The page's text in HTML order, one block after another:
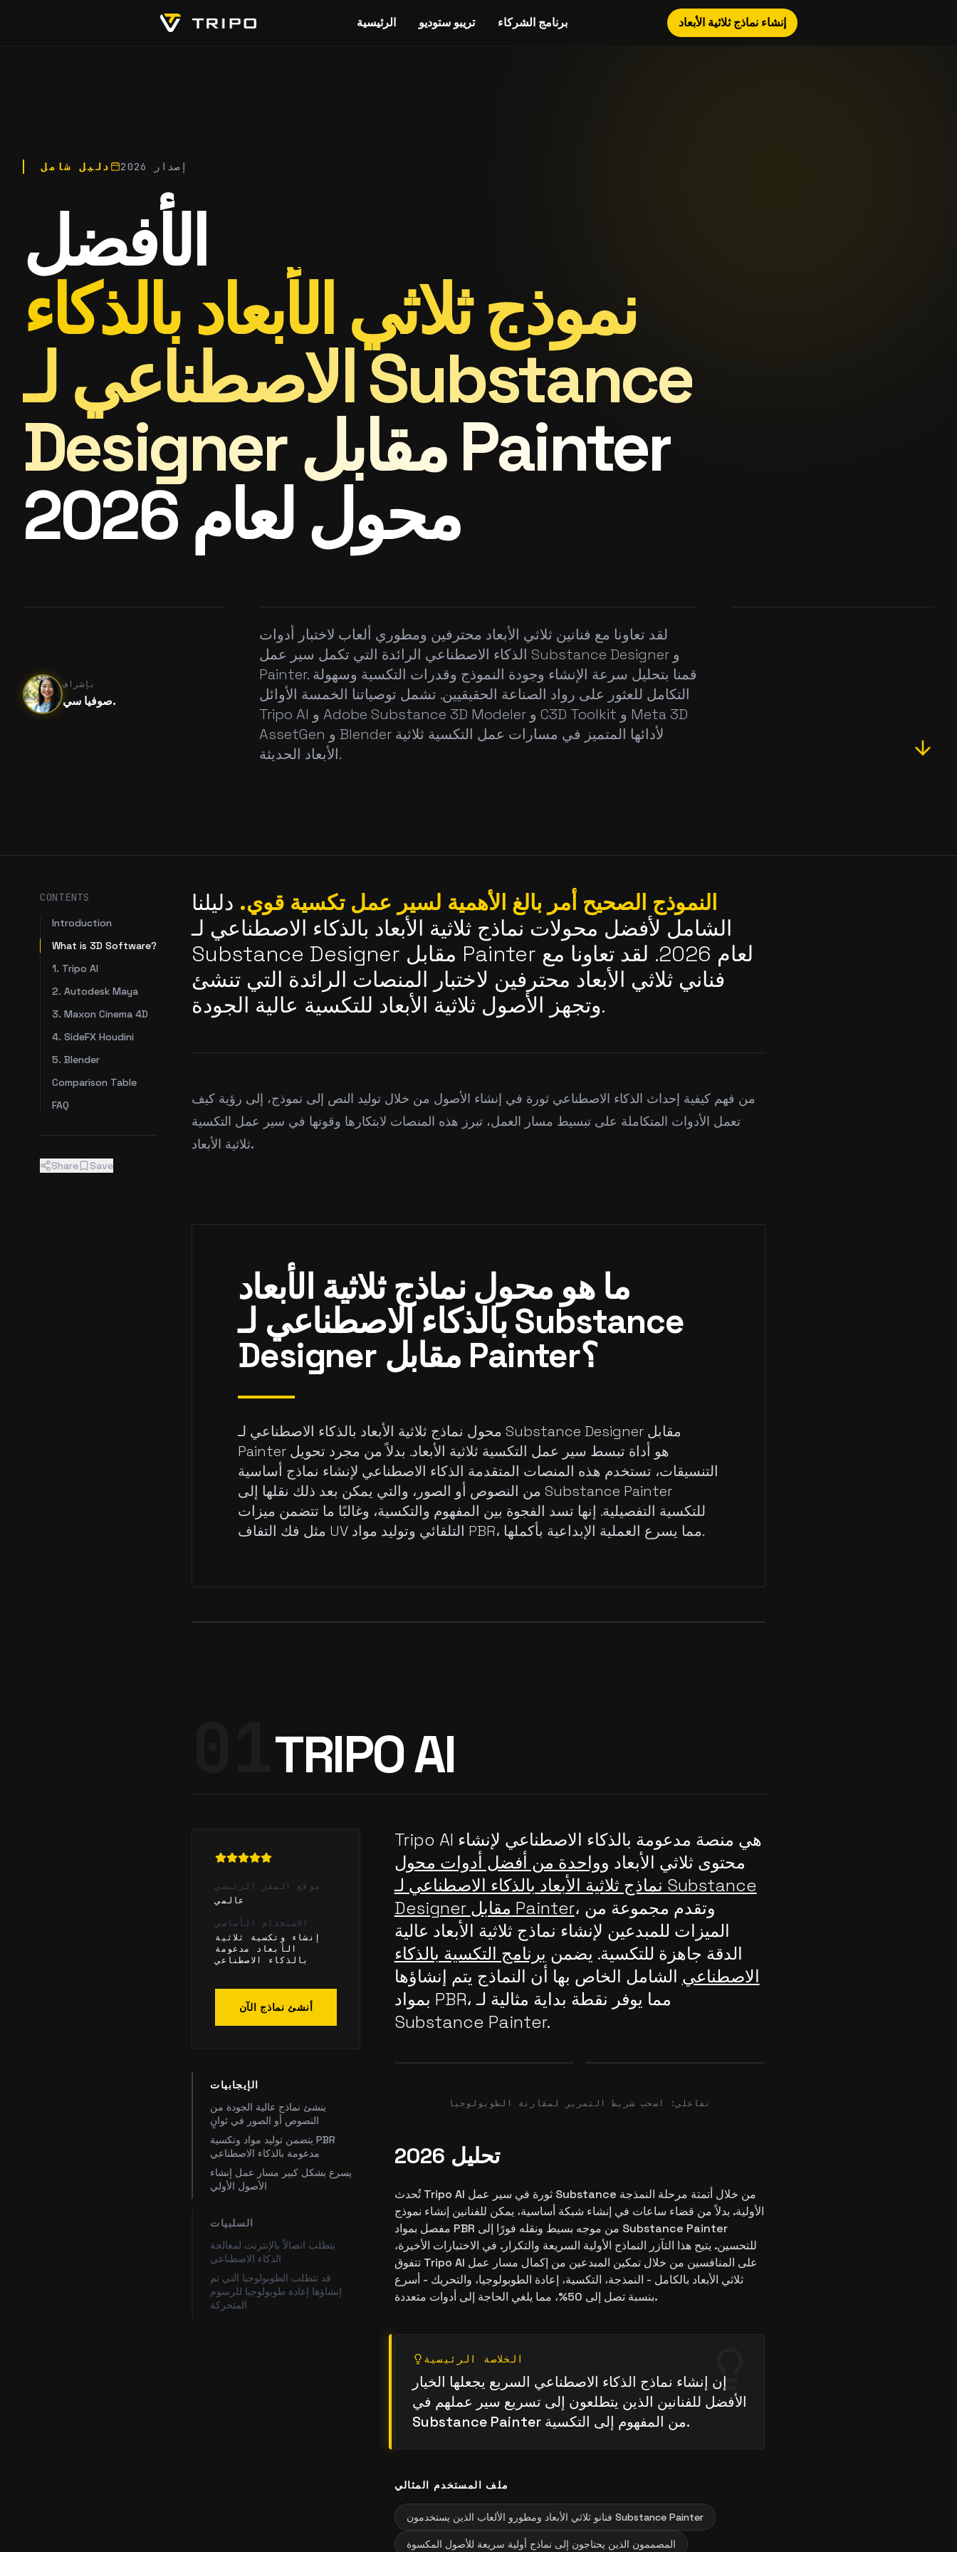
الرئيسية تريبو ستوديو برنامج الشركاء إنشاء نماذج ثلاثية الأبعاد
دليل شامل إصدار 2026
الأفضل
نموذج ثلاثي الأبعاد بالذكاء
الاصطناعي لـ Substance
Designer مقابل Painter
محول لعام 2026
بإشراف
صوفيا سي.
لقد تعاونا مع فنانين ثلاثي الأبعاد محترفين ومطوري ألعاب لاختبار أدوات
الذكاء الاصطناعي الرائدة التي تكمل سير عمل Substance Designer و
Painter. قمنا بتحليل سرعة الإنشاء وجودة النموذج وقدرات التكسية وسهولة
التكامل للعثور على رواد الصناعة الحقيقيين. تشمل توصياتنا الخمسة الأوائل
Tripo AI و Adobe Substance 3D Modeler و C3D Toolkit و Meta 3D
AssetGen و Blender لأدائها المتميز في مسارات عمل التكسية ثلاثية
الأبعاد الحديثة.
النموذج الصحيح أمر بالغ الأهمية لسير عمل تكسية قوي. دليلنا
الشامل لأفضل محولات نماذج ثلاثية الأبعاد بالذكاء الاصطناعي لـ
Substance Designer مقابل Painter لعام 2026. لقد تعاونا مع
فناني ثلاثي الأبعاد محترفين لاختبار المنصات الرائدة التي تنشئ
وتجهز الأصول ثلاثية الأبعاد للتكسية عالية الجودة.
من فهم كيفية إحداث الذكاء الاصطناعي ثورة في إنشاء الأصول من خلال توليد النص إلى نموذج، إلى رؤية كيف
تعمل الأدوات المتكاملة على تبسيط مسار العمل، تبرز هذه المنصات لابتكارها وقوتها في سير عمل التكسية
ثلاثية الأبعاد.
ما هو محول نماذج ثلاثية الأبعاد
بالذكاء الاصطناعي لـ Substance
Designer مقابل Painter؟
محول نماذج ثلاثية الأبعاد بالذكاء الاصطناعي لـ Substance Designer مقابل
Painter هو أداة تبسط سير عمل التكسية ثلاثية الأبعاد. بدلاً من مجرد تحويل
التنسيقات، تستخدم هذه المنصات المتقدمة الذكاء الاصطناعي لإنشاء نماذج أساسية
من النصوص أو الصور، والتي يمكن بعد ذلك نقلها إلى Substance Painter
للتكسية التفصيلية. إنها تسد الفجوة بين المفهوم والتكسية، وغالبًا ما تتضمن ميزات
مثل فك التفاف UV التلقائي وتوليد مواد PBR، مما يسرع العملية الإبداعية بأكملها.
TRIPO AI
موقع المقر الرئيسي
عالمي
الاستخدام الأساسي
إنشاء وتكسية ثلاثية
الأبعاد مدعومة
بالذكاء الاصطناعي
أنشئ نماذج الآن
الإيجابيات
ينشئ نماذج عالية الجودة من
النصوص أو الصور في ثوانٍ
يتضمن توليد مواد وتكسية PBR
مدعومة بالذكاء الاصطناعي
يسرع بشكل كبير مسار عمل إنشاء
الأصول الأولي
السلبيات
يتطلب اتصالاً بالإنترنت لمعالجة
الذكاء الاصطناعي
قد تتطلب الطوبولوجيا التي تم
إنشاؤها إعادة طوبولوجيا للرسوم
المتحركة
Tripo AI هي منصة مدعومة بالذكاء الاصطناعي لإنشاء
محتوى ثلاثي الأبعاد وواحدة من أفضل أدوات محول
نماذج ثلاثية الأبعاد بالذكاء الاصطناعي لـ Substance
Designer مقابل Painter، وتقدم مجموعة من
الميزات للمبدعين لإنشاء نماذج ثلاثية الأبعاد عالية
الدقة جاهزة للتكسية. يضمن برنامج التكسية بالذكاء
الاصطناعي الشامل الخاص بها أن النماذج يتم إنشاؤها
بمواد PBR، مما يوفر نقطة بداية مثالية لـ
Substance Painter.
تفاعلي: اسحب شريط التمرير لمقارنة الطوبولوجيا
تحليل 2026
تُحدث Tripo AI ثورة في سير عمل Substance من خلال أتمتة مرحلة النمذجة
الأولية. بدلاً من قضاء ساعات في إنشاء شبكة أساسية، يمكن للفنانين إنشاء نموذج
مفصل بمواد PBR من موجه بسيط ونقله فورًا إلى Substance Painter
للتحسين. يتيح هذا التآزر النماذج الأولية السريعة والتكرار. في الاختبارات الأخيرة،
تتفوق Tripo AI على المنافسين من خلال تمكين المبدعين من إكمال مسار عمل
ثلاثي الأبعاد بالكامل - النمذجة، التكسية، إعادة الطوبولوجيا، والتحريك - أسرع
بنسبة تصل إلى 50%، مما يلغي الحاجة إلى أدوات متعددة.
الخلاصة الرئيسية
إن إنشاء نماذج الذكاء الاصطناعي السريع يجعلها الخيار
الأفضل للفنانين الذين يتطلعون إلى تسريع سير عملهم في
Substance Painter من المفهوم إلى التكسية.
ملف المستخدم المثالي
فنانو ثلاثي الأبعاد ومطورو الألعاب الذين يستخدمون Substance Painter
المصممون الذين يحتاجون إلى نماذج أولية سريعة للأصول المكسوة
CONTENTS
Introduction
What is 3D Software?
1. Tripo AI
2. Autodesk Maya
3. Maxon Cinema 4D
4. SideFX Houdini
5. Blender
Comparison Table
FAQ
Share Save